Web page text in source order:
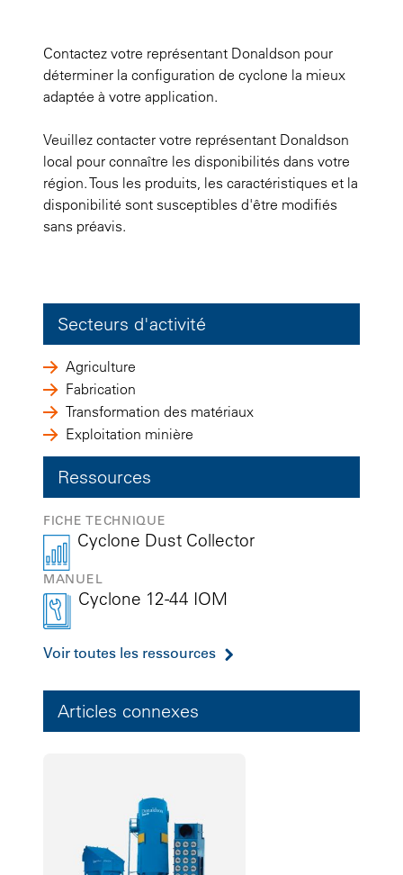
Contactez votre représentant Donaldson pour
déterminer la configuration de cyclone la mieux
adaptée à votre application.
Veuillez contacter votre représentant Donaldson
local pour connaître les disponibilités dans votre
région. Tous les produits, les caractéristiques et la
disponibilité sont susceptibles d'être modifiés
sans préavis.
Secteurs d'activité
Agriculture
Fabrication
Transformation des matériaux
Exploitation minière
Ressources
FICHE TECHNIQUE
Cyclone Dust Collector
MANUEL
Cyclone 12-44 IOM
Voir toutes les ressources
Articles connexes